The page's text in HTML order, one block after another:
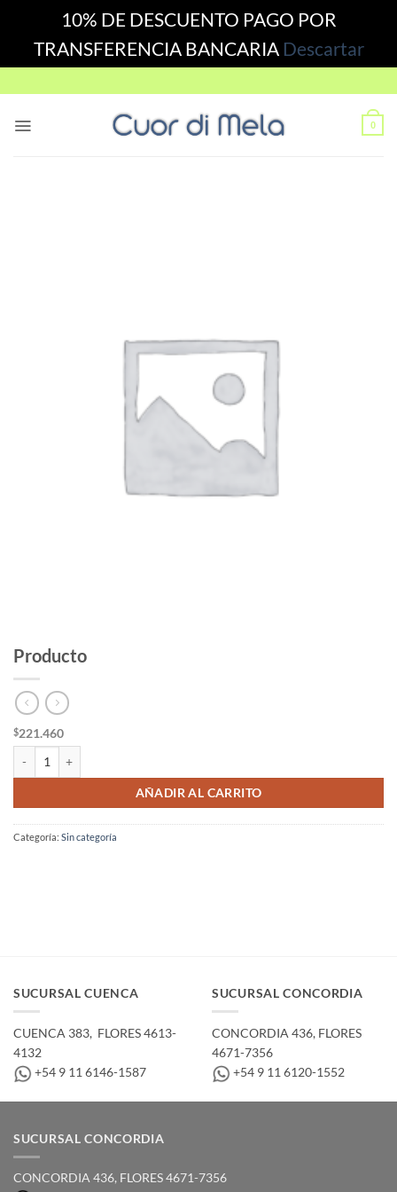
10% DE DESCUENTO PAGO POR
TRANSFERENCIA BANCARIA Descartar
to
0
Producto
$221.460
AÑADIR AL CARRITO
Categoría: Sin categoría
SUCURSAL CUENCA
CUENCA 383, ­ FLORES 4613-
4132
+54 9 11 6146-1587
SUCURSAL CONCORDIA
CONCORDIA 436,­ FLORES
4671-7356
+54 9 11 6120-1552
SUCURSAL CONCORDIA
CONCORDIA 436,­ FLORES 4671-7356